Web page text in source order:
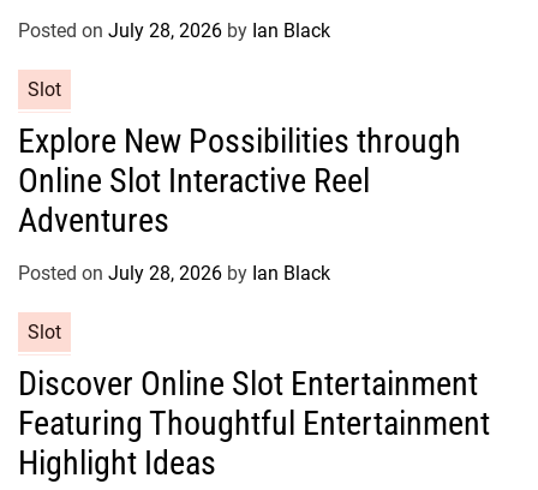
o
s
Posted on July 28, 2026 by Ian Black
a
e
g
o
r
s
Slot
Explore New Possibilities through
Online Slot Interactive Reel
Adventures
Posted on July 28, 2026 by Ian Black
a
e
g
o
Slot
Discover Online Slot Entertainment
Featuring Thoughtful Entertainment
Highlight Ideas